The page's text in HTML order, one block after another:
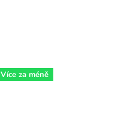
Více za méně